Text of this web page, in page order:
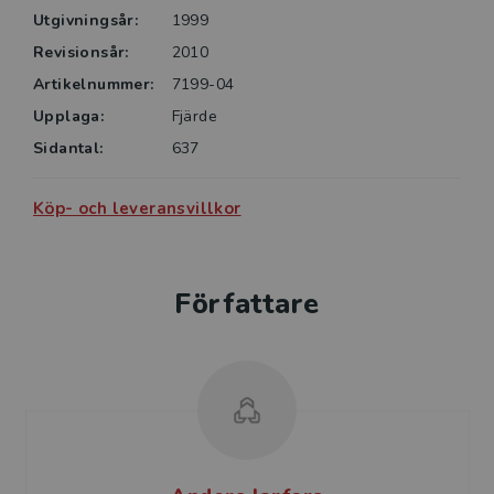
Utgivningsår:
1999
Revisionsår:
2010
Artikelnummer:
7199-04
Upplaga:
Fjärde
Sidantal:
637
Köp- och leveransvillkor
Författare